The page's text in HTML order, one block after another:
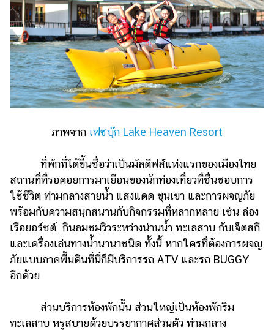
แอปฯ
กระปุก
คอร์ส
ออนไลน์
เรียน
เลข
ออนไลน์
ปัญหา
ร่วม
กับ
เรา
ภาพจาก เฟซบุ๊ก Lake Heaven Resort
ที่พักที่ได้ขึ้นชื่อว่าเป็นมัลดีฟส์แห่งแรกของเมืองไทย
สถานที่ที่รอคอยการมาเยือนของนักท่องเที่ยวที่ชื่นชอบการ
ใช้ชีวิต ท่ามกลางสายน้ำ แสงแดด ขุนเขา และการผจญภัย
พร้อมกับความสนุกสนานกับกิจกรรมที่หลากหลาย เช่น ล่อง
เรือยอร์ชต์ กินลมชมวิวระหว่างน่านน้ำ ทะเลสาบ กับเจ็ตสกี
และเครื่องเล่นทางน้ำนานาชนิด ทั้งนี้ หากใครที่ต้องการผจญ
ภัยแบบภาคพื้นดินที่นี่ก็มีบริการรถ ATV และรถ BUGGY
อีกด้วย
ส่วนบริการห้องพักนั้น ส่วนใหญ่เป็นห้องพักริม
ทะเลสาบ หรูสบายด้วยบรรยากาศส่วนตัว ท่ามกลาง